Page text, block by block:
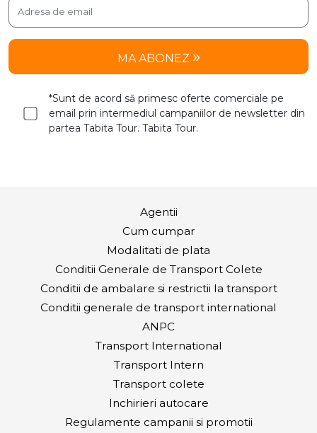
MA ABONEZ
*Sunt de acord să primesc oferte comerciale pe
email prin intermediul campaniilor de newsletter din
partea Tabita Tour. Tabita Tour.
Agentii
Cum cumpar
Modalitati de plata
Conditii Generale de Transport Colete
Conditii de ambalare si restrictii la transport
Conditii generale de transport international
ANPC
Transport International
Transport Intern
Transport colete
Inchirieri autocare
Regulamente campanii si promotii